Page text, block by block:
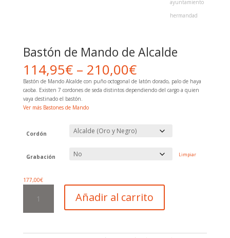
Bastón de Mando de Alcalde
114,95€– 210,00€
Bastón de Mando Alcalde con puño octogonal de latón dorado, palo de haya
caoba. Existen 7 cordones de seda distintos dependiendo del cargo a quien
vaya destinado el bastón.
Ver más Bastones de Mando
Cordón
Grabación Limpiar
177,00€
de
cantidad
Añadir al carrito